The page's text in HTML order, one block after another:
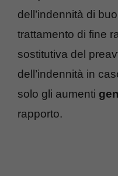
dell’indennità di
trattamento di fine
sostitutiva del
dell’indennità in
solo gli aumenti
rapporto.